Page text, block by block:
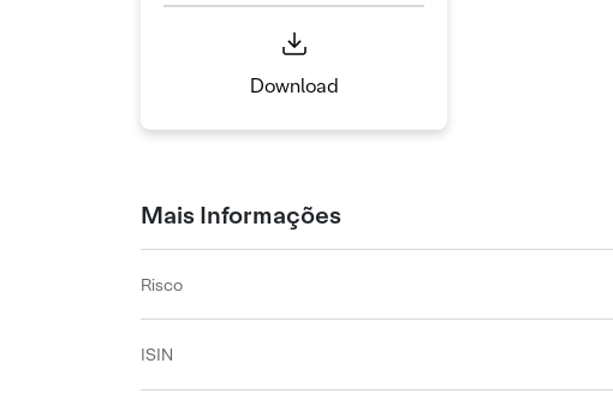
Download
Mais Informações
Risco
ISIN